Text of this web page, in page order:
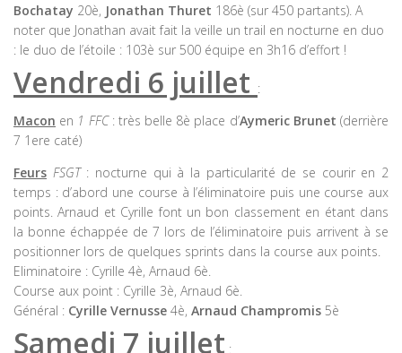
Bochatay 20è, Jonathan Thuret 186è (sur 450 partants). A
noter que Jonathan avait fait la veille un trail en nocturne en duo
: le duo de l’étoile : 103è sur 500 équipe en 3h16 d’effort !
Vendredi 6 juillet :
Macon en 1 FFC: très belle 8è place d’Aymeric Brunet (derrière
7 1ere caté)
Feurs FSGT: nocturne qui à la particularité de se courir en 2
temps : d’abord une course à l’éliminatoire puis une course aux
points. Arnaud et Cyrille font un bon classement en étant dans
la bonne échappée de 7 lors de l’éliminatoire puis arrivent à se
positionner lors de quelques sprints dans la course aux points.
Eliminatoire : Cyrille 4è, Arnaud 6è.
Course aux point : Cyrille 3è, Arnaud 6è.
Général : Cyrille Vernusse 4è, Arnaud Champromis 5è
Samedi 7 juillet :